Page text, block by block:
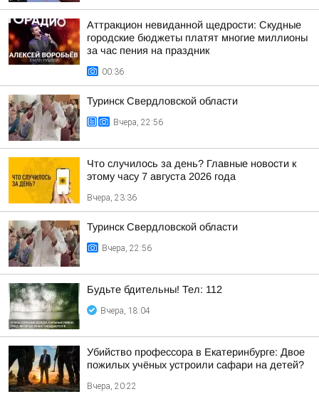
Аттракцион невиданной щедрости: Скудные
городские бюджеты платят многие миллионы
за час пения на праздник
00:36
Туринск Свердловской области
Вчера, 22:56
Что случилось за день? Главные новости к
этому часу 7 августа 2026 года
Вчера, 23:36
Туринск Свердловской области
Вчера, 22:56
Будьте бдительны! Тел: 112
Вчера, 18:04
Убийство профессора в Екатеринбурге: Двое
пожилых учёных устроили сафари на детей?
Вчера, 20:22